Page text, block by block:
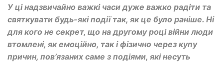
У ці надзвичайно важкі часи дуже важко радіти та
святкувати будь-які події так, як це було раніше. Ні
для кого не секрет, що на другому році війни люди
втомлені, як емоційно, так і фізично через купу
причин, пов’язаних саме з подіями, які несуть